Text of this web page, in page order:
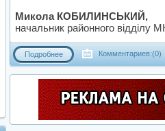
Микола КОБИЛИНСЬКИЙ,
начальник районного відділу
Подробнее Комментариев:(0)